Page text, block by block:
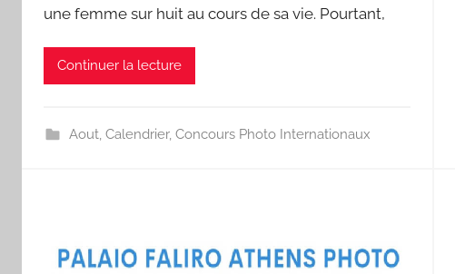
une femme sur huit au cours de sa vie. Pourtant,
Continuer la lecture
Aout, Calendrier, Concours Photo Internationaux